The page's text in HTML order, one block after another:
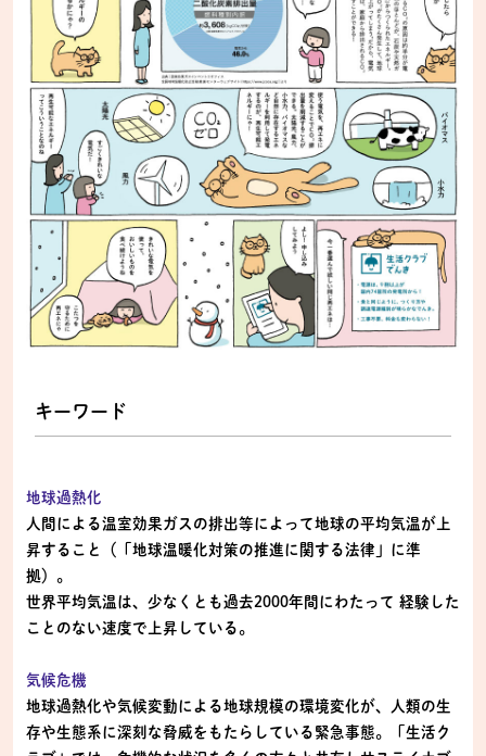
キーワード
地球過熱化
人間による温室効果ガスの排出等によって地球の平均気温が上
昇すること（「地球温暖化対策の推進に関する法律」に準
拠）。
世界平均気温は、少なくとも過去2000年間にわたって 経験した
ことのない速度で上昇している。
気候危機
地球過熱化や気候変動による地球規模の環境変化が、人類の生
存や生態系に深刻な脅威をもたらしている緊急事態。「生活ク